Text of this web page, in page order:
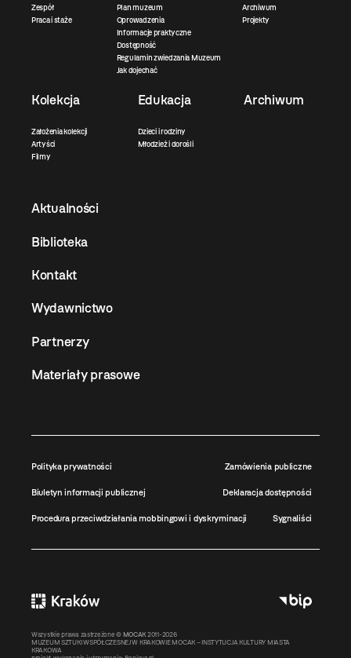
Zespół
Praca i staże
Plan muzeum
Oprowadzenia
Informacje praktyczne
Dostępność
Regulamin zwiedzania Muzeum
Jak dojechać
Archiwum
Projekty
Kolekcja
Założenia kolekcji
Artyści
Filmy
Edukacja
Dzieci i rodziny
Młodzież i dorośli
Archiwum
Aktualności
Biblioteka
Kontakt
Wydawnictwo
Partnerzy
Materiały prasowe
Polityka prywatności Zamówienia publiczne
Biuletyn informacji publicznej Deklaracja dostępności
Procedura przeciwdziałania mobbingowi i dyskryminacji Sygnaliści
Wszystkie prawa zastrzeżone © MOCAK 2011-2026
MUZEUM SZTUKI WSPÓŁCZESNEJ W KRAKOWIE MOCAK – INSTYTUCJA KULTURY MIASTA
KRAKOWA